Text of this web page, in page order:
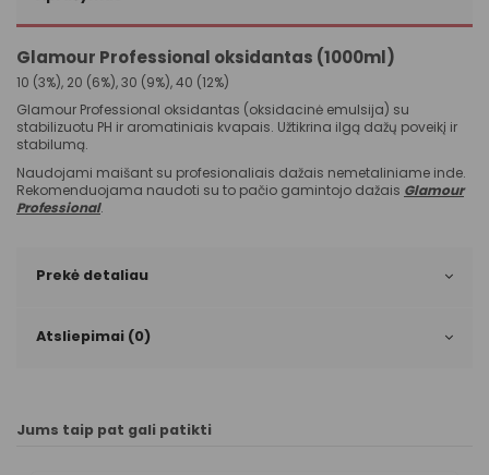
Glamour Professional oksidantas (1000ml)
10 (3%), 20 (6%), 30 (9%), 40 (12%)
Glamour Professional oksidantas (oksidacinė emulsija) su
stabilizuotu PH ir aromatiniais kvapais. Užtikrina ilgą dažų poveikį ir
stabilumą.
Naudojami maišant su profesionaliais dažais nemetaliniame inde.
Rekomenduojama naudoti su to pačio gamintojo dažais Glamour
Professional.
Prekė detaliau
Atsliepimai (0)
Jums taip pat gali patikti